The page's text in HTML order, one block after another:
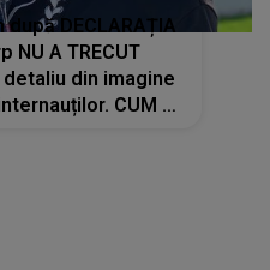
DECLARAȚIA
NU A TRECUT
detaliu din imagine
CUM A